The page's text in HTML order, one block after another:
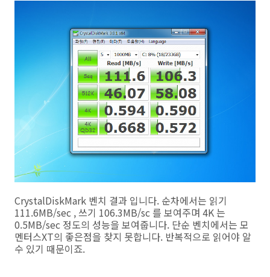
CrystalDiskMark 벤치 결과 입니다. 순차에서는 읽기
111.6MB/sec , 쓰기 106.3MB/sc 를 보여주며 4K 는
0.5MB/sec 정도의 성능을 보여줍니다. 단순 벤치에서는 모
멘터스XT의 좋은점을 찾지 못합니다. 반복적으로 읽어야 알
수 있기 때문이죠.